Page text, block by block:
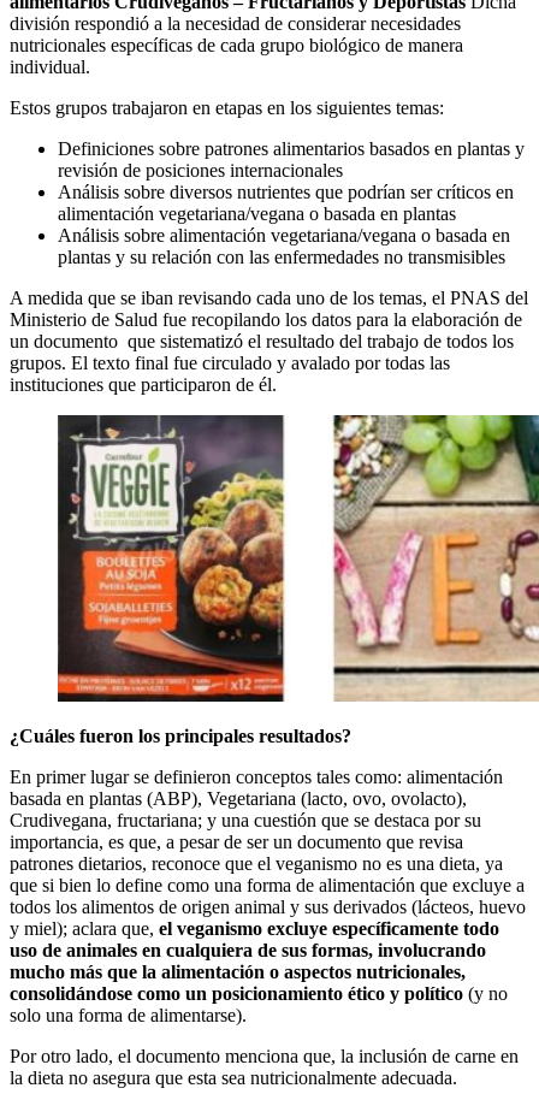
división respondió a la necesidad de considerar necesidades
nutricionales específicas de cada grupo biológico de manera
individual.
Estos grupos trabajaron en etapas en los siguientes temas:
Definiciones sobre patrones alimentarios basados en plantas y
revisión de posiciones internacionales
Análisis sobre diversos nutrientes que podrían ser críticos en
alimentación vegetariana/vegana o basada en plantas
Análisis sobre alimentación vegetariana/vegana o basada en
plantas y su relación con las enfermedades no transmisibles
A medida que se iban revisando cada uno de los temas, el PNAS del
Ministerio de Salud fue recopilando los datos para la elaboración de
un documento que sistematizó el resultado del trabajo de todos los
grupos. El texto final fue circulado y avalado por todas las
instituciones que participaron de él.
¿Cuáles fueron los principales resultados?
En primer lugar se definieron conceptos tales como: alimentación
basada en plantas (ABP), Vegetariana (lacto, ovo, ovolacto),
Crudivegana, fructariana; y una cuestión que se destaca por su
importancia, es que, a pesar de ser un documento que revisa
patrones dietarios, reconoce que el veganismo no es una dieta, ya
que si bien lo define como una forma de alimentación que excluye a
todos los alimentos de origen animal y sus derivados (lácteos, huevo
y miel); aclara que, el veganismo excluye específicamente todo
uso de animales en cualquiera de sus formas, involucrando
mucho más que la alimentación o aspectos nutricionales,
consolidándose como un posicionamiento ético y político (y no
solo una forma de alimentarse).
Por otro lado, el documento menciona que, la inclusión de carne en
la dieta no asegura que esta sea nutricionalmente adecuada.